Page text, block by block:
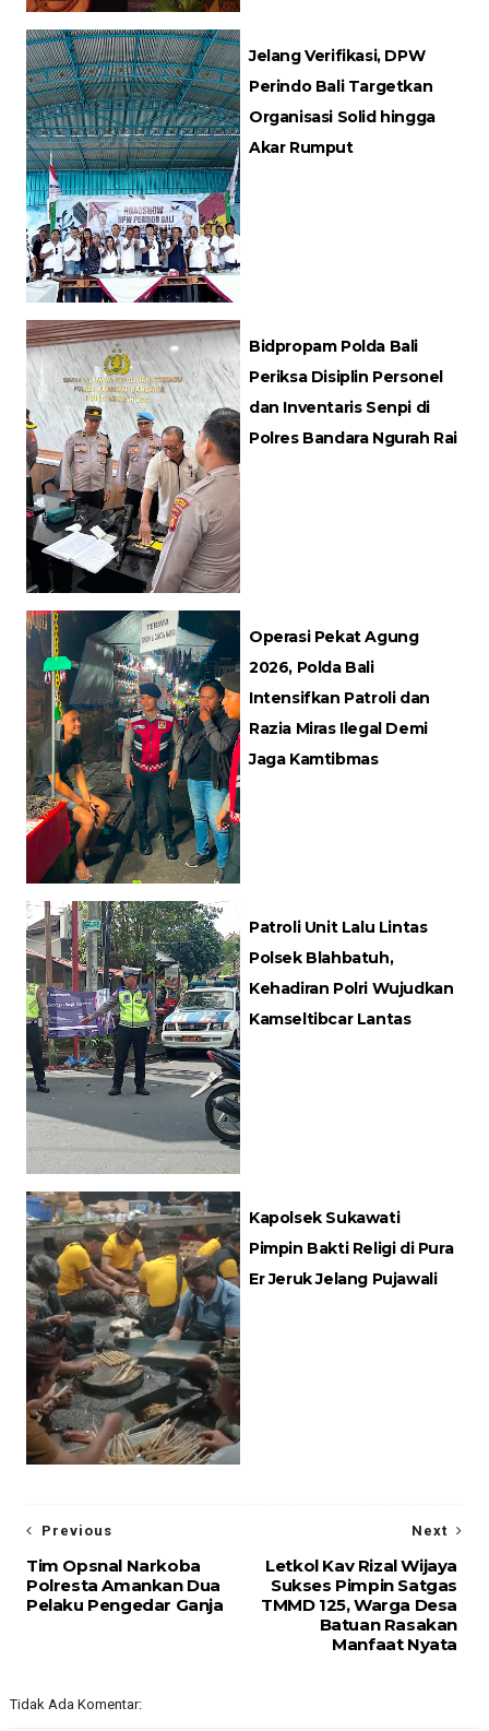
Jelang Verifikasi, DPW
Perindo Bali Targetkan
Organisasi Solid hingga
Akar Rumput
Bidpropam Polda Bali
Periksa Disiplin Personel
dan Inventaris Senpi di
Polres Bandara Ngurah Rai
Operasi Pekat Agung
2026, Polda Bali
Intensifkan Patroli dan
Razia Miras Ilegal Demi
Jaga Kamtibmas
Patroli Unit Lalu Lintas
Polsek Blahbatuh,
Kehadiran Polri Wujudkan
Kamseltibcar Lantas
Kapolsek Sukawati
Pimpin Bakti Religi di Pura
Er Jeruk Jelang Pujawali
Next
Letkol Kav Rizal Wijaya
Sukses Pimpin Satgas
TMMD 125, Warga Desa
Batuan Rasakan
Manfaat Nyata
Previous
Tim Opsnal Narkoba
Polresta Amankan Dua
Pelaku Pengedar Ganja
Tidak Ada Komentar: